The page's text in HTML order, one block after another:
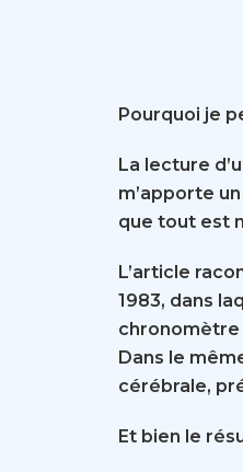
Pourquoi je
La lecture
m’apporte
que tout est
L’article
1983, dans
chronomètre
Dans le
cérébrale,
Et bien le